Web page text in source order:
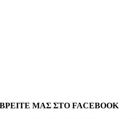
ΒΡΕΙΤΕ ΜΑΣ ΣΤΟ FACEBOOK